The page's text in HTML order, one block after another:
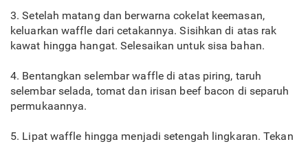
3. Setelah matang dan berwarna cokelat keemasan,
keluarkan waffle dari cetakannya. Sisihkan di atas rak
kawat hingga hangat. Selesaikan untuk sisa bahan.
4. Bentangkan selembar waffle di atas piring, taruh
selembar selada, tomat dan irisan beef bacon di separuh
permukaannya.
​5. Lipat waffle hingga menjadi setengah lingkaran. Tekan